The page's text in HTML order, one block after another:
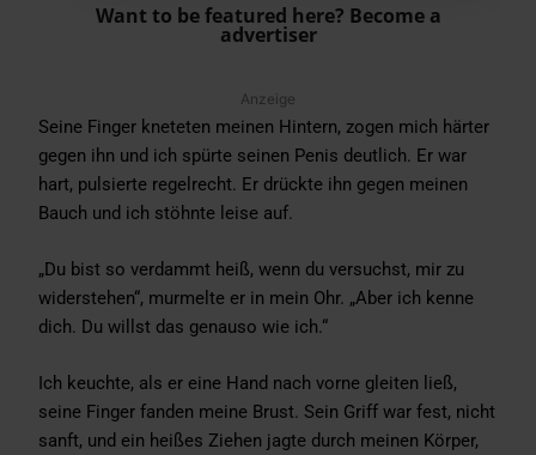
Want to be featured here? Become a
advertiser
Anzeige
Seine Finger kneteten meinen Hintern, zogen mich härter
gegen ihn und ich spürte seinen Penis deutlich. Er war
hart, pulsierte regelrecht. Er drückte ihn gegen meinen
Bauch und ich stöhnte leise auf.
„Du bist so verdammt heiß, wenn du versuchst, mir zu
widerstehen“, murmelte er in mein Ohr. „Aber ich kenne
dich. Du willst das genauso wie ich.“
Ich keuchte, als er eine Hand nach vorne gleiten ließ,
seine Finger fanden meine Brust. Sein Griff war fest, nicht
sanft, und ein heißes Ziehen jagte durch meinen Körper,